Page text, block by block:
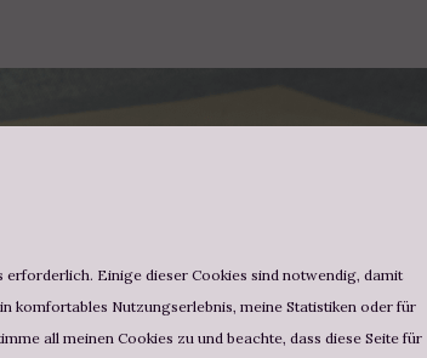
erforderlich. Einige dieser Cookies sind notwendig, damit
komfortables Nutzungserlebnis, meine Statistiken oder für
all meinen Cookies zu und beachte, dass diese Seite für